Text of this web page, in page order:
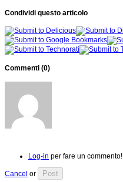
Condividi questo articolo
Commenti (0)
Log-in per fare un commento!
Cancel or Post